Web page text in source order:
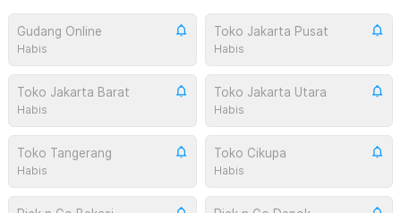
Gudang Online
Habis
Toko Jakarta Pusat
Habis
Toko Jakarta Barat
Habis
Toko Jakarta Utara
Habis
Toko Tangerang
Habis
Toko Cikupa
Habis